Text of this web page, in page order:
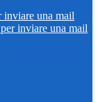
inviare una mail
inviare una mail